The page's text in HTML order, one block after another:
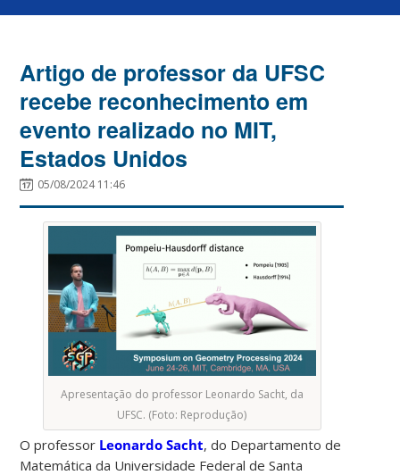
Artigo de professor da UFSC
recebe reconhecimento em
evento realizado no MIT,
Estados Unidos
05/08/2024 11:46
Apresentação do professor Leonardo Sacht, da
UFSC. (Foto: Reprodução)
O professor Leonardo Sacht, do Departamento de
Matemática da Universidade Federal de Santa